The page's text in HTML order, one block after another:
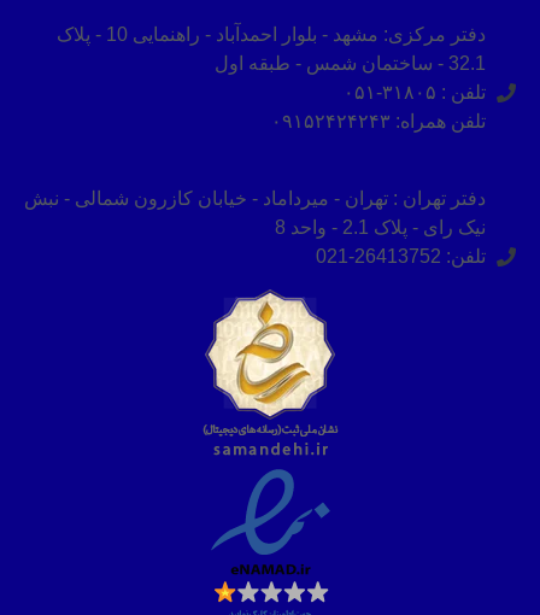
دفتر مرکزی: مشهد - بلوار احمدآباد - راهنمایی 10 - پلاک
32.1 - ساختمان شمس - طبقه اول
تلفن : ۳۱۸۰۵-۰۵۱
تلفن همراه: ۰۹۱۵۲۴۲۴۲۴۳
دفتر تهران : تهران - میرداماد - خیابان کازرون شمالی - نبش
نیک رای - پلاک 2.1 - واحد 8
تلفن: 26413752-021